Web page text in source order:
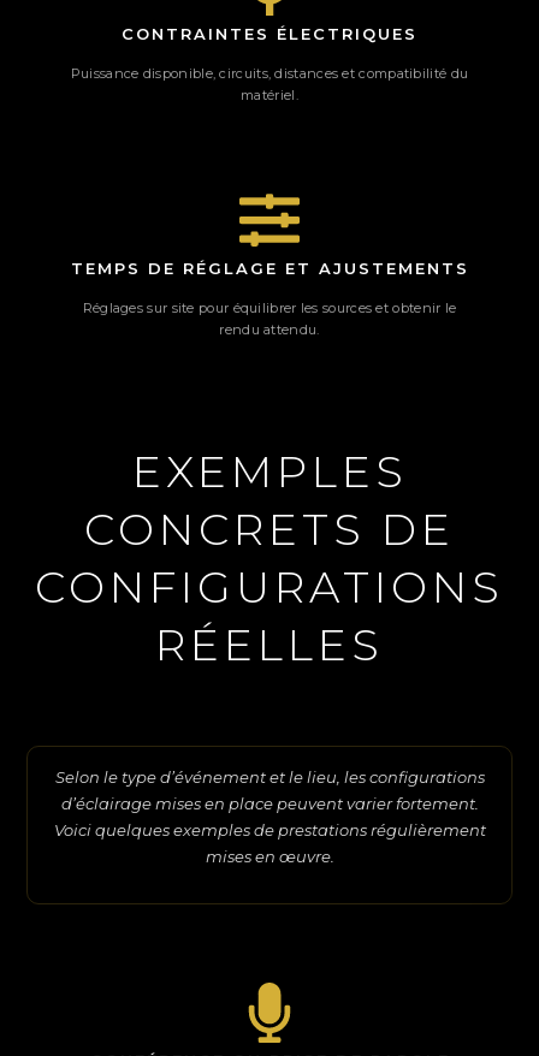
CONTRAINTES ÉLECTRIQUES
Puissance disponible, circuits, distances et compatibilité du
matériel.
TEMPS DE RÉGLAGE ET AJUSTEMENTS
Réglages sur site pour équilibrer les sources et obtenir le
rendu attendu.
EXEMPLES
CONCRETS DE
CONFIGURATIONS
RÉELLES
Selon le type d’événement et le lieu, les configurations
d’éclairage mises en place peuvent varier fortement.
Voici quelques exemples de prestations régulièrement
mises en œuvre.